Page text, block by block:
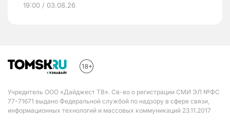
19:00 / 03.08.26
Учредитель ООО «Дайджест ТВ». Св-во о регистрации СМИ ЭЛ №ФС
77-71671 выдано Федеральной службой по надзору в сфере связи,
информационных технологий и массовых коммуникаций 23.11.2017